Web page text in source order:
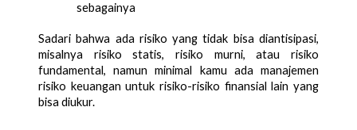
sebagainya
Sadari bahwa ada risiko yang tidak bisa diantisipasi,
misalnya risiko statis, risiko murni, atau risiko
fundamental, namun minimal kamu ada manajemen
risiko keuangan untuk risiko-risiko finansial lain yang
bisa diukur.